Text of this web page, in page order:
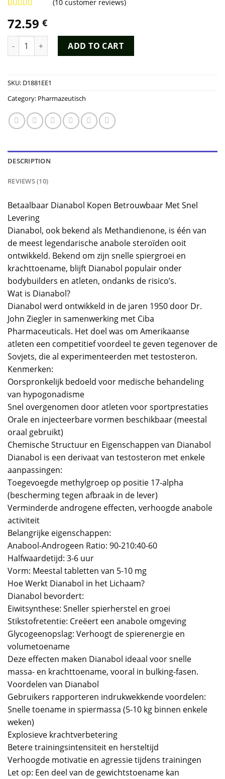
out of 5
based on
customer
ratings
(10 customer reviews)
72.59 €
Dianabol Kopen quantityADD TO CART
SKU: D1881EE1
Category: Pharmazeutisch
DESCRIPTION
REVIEWS (10)
Betaalbaar Dianabol Kopen Betrouwbaar Met Snel
Levering
Dianabol, ook bekend als Methandienone, is één van
de meest legendarische anabole steroïden ooit
ontwikkeld. Bekend om zijn snelle spiergroei en
krachttoename, blijft Dianabol populair onder
bodybuilders en atleten, ondanks de risico’s.
Wat is Dianabol?
Dianabol werd ontwikkeld in de jaren 1950 door Dr.
John Ziegler in samenwerking met Ciba
Pharmaceuticals. Het doel was om Amerikaanse
atleten een competitief voordeel te geven tegenover de
Sovjets, die al experimenteerden met testosteron.
Kenmerken:
Oorspronkelijk bedoeld voor medische behandeling
van hypogonadisme
Snel overgenomen door atleten voor sportprestaties
Orale en injecteerbare vormen beschikbaar (meestal
oraal gebruikt)
Chemische Structuur en Eigenschappen van Dianabol
Dianabol is een derivaat van testosteron met enkele
aanpassingen:
Toegevoegde methylgroep op positie 17-alpha
(bescherming tegen afbraak in de lever)
Verminderde androgene effecten, verhoogde anabole
activiteit
Belangrijke eigenschappen:
Anabool-Androgeen Ratio: 90-210:40-60
Halfwaardetijd: 3-6 uur
Vorm: Meestal tabletten van 5-10 mg
Hoe Werkt Dianabol in het Lichaam?
Dianabol bevordert:
Eiwitsynthese: Sneller spierherstel en groei
Stikstofretentie: Creëert een anabole omgeving
Glycogeenopslag: Verhoogt de spierenergie en
volumetoename
Deze effecten maken Dianabol ideaal voor snelle
massa- en krachttoename, vooral in bulking-fasen.
Voordelen van Dianabol
Gebruikers rapporteren indrukwekkende voordelen:
Snelle toename in spiermassa (5-10 kg binnen enkele
weken)
Explosieve krachtverbetering
Betere trainingsintensiteit en hersteltijd
Verhoogde motivatie en agressie tijdens trainingen
Let op: Een deel van de gewichtstoename kan